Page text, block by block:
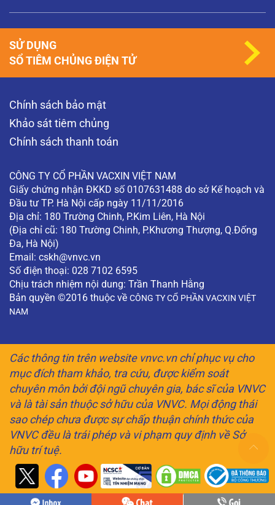
Chính sách bảo mật
Khảo sát tiêm chủng
Chính sách thanh toán
CÔNG TY CỔ PHẦN VACXIN VIỆT NAM
Giấy chứng nhận ĐKKD số 0107631488 do sở Kế hoạch và
Đầu tư TP. Hà Nội cấp ngày 11/11/2016
Địa chỉ: 180 Trường Chinh, P.Kim Liên, Hà Nội
(Địa chỉ cũ: 180 Trường Chinh, P.Khương Thượng, Q.Đống
Đa, Hà Nội)
Email: cskh@vnvc.vn
Số điện thoại: 028 7102 6595
Chịu trách nhiệm nội dung: Trần Thanh Hằng
Bản quyền ©2016 thuộc về CÔNG TY CỔ PHẦN VACXIN VIỆT
NAM
SỬ DỤNG
SỔ TIÊM CHỦNG ĐIỆN TỬ
Các thông tin trên website vnvc.vn chỉ phục vụ cho
mục đích tham khảo, tra cứu, được kiểm soát
chuyên môn bởi đội ngũ chuyên gia, bác sĩ của VNVC
và là tài sản thuộc sở hữu của VNVC. Mọi động thái
sao chép chưa được sự chấp thuận chính thức của
VNVC đều là trái phép và vi phạm quy định về Sở
hữu trí tuệ.